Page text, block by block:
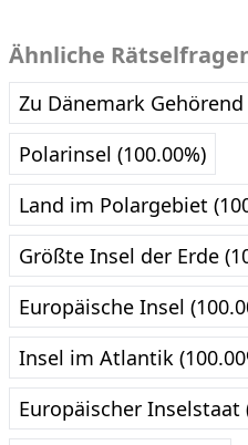
Ähnliche
Zu Dänemark Gehörend
Polarinsel (100.00%)
Land im Polargebiet
Größte Insel der Erde
Europäische Insel
Insel im Atlantik
Europäischer Inselstaat